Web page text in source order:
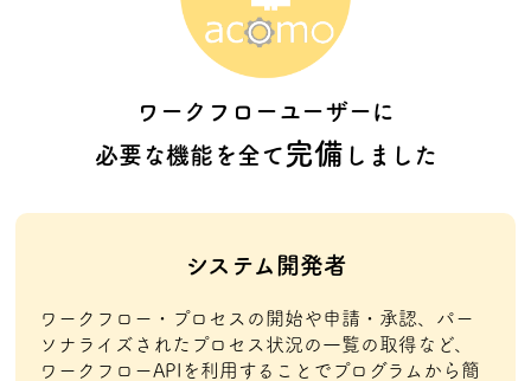
ワークフローユーザーに
必要な機能を全て 完備 しました
システム開発者
ワークフロー・プロセスの開始や申請・承認、パー
ソナライズされたプロセス状況の一覧の取得など、
ワークフローAPIを利用することでプログラムから簡